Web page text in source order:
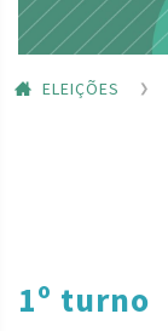
ELEIÇÕES
1º turno